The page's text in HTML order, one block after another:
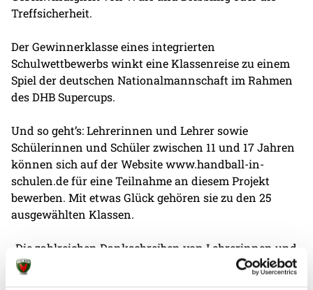
Treffsicherheit.
Der Gewinnerklasse eines integrierten
Schulwettbewerbs winkt eine Klassenreise zu einem
Spiel der deutschen Nationalmannschaft im Rahmen
des DHB Supercups.
Und so geht’s: Lehrerinnen und Lehrer sowie
Schülerinnen und Schüler zwischen 11 und 17 Jahren
können sich auf der Website www.handball-in-
schulen.de für eine Teilnahme an diesem Projekt
bewerben. Mit etwas Glück gehören sie zu den 25
ausgewählten Klassen.
„Die zahlreichen Dankschreiben von Lehrerinnen und
Lehrern, die uns erreicht haben, zeigen eindrucksvoll,